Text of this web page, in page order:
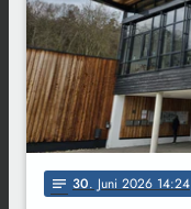
notes 30. Juni 2026 14:24